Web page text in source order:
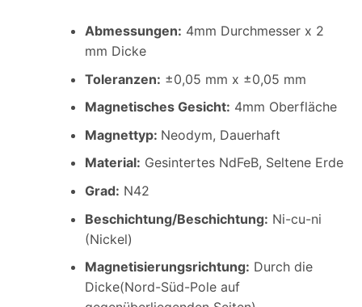
Abmessungen: 4mm Durchmesser x 2
mm Dicke
Toleranzen: ±0,05 mm x ±0,05 mm
Magnetisches Gesicht: 4mm Oberfläche
Magnettyp: Neodym, Dauerhaft
Material: Gesintertes NdFeB, Seltene Erde
Grad: N42
Beschichtung/Beschichtung: Ni-cu-ni
(Nickel)
Magnetisierungsrichtung: Durch die
Dicke(Nord-Süd-Pole auf